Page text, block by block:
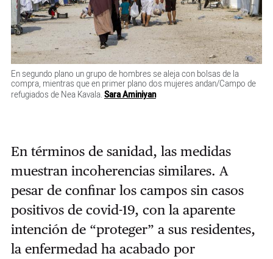
En segundo plano un grupo de hombres se aleja con bolsas de la
compra, mientras que en primer plano dos mujeres andan/Campo de
refugiados de Nea Kavala. Sara Aminiyan
En términos de sanidad, las medidas
muestran incoherencias similares. A
pesar de confinar los campos sin casos
positivos de covid-19, con la aparente
intención de “proteger” a sus residentes,
la enfermedad ha acabado por